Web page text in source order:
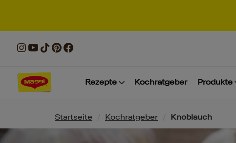
Rezepte Kochratgeber Produkte
Pfadnavigation
Startseite Kochratgeber Knoblauch